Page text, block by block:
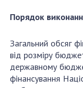
Порядок
Загальний обсяг
від розміру
державному
фінансування